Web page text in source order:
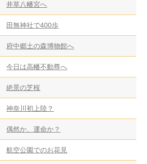
井草八幡宮へ
田無神社で400歩
府中郷土の森博物館へ
今日は高幡不動尊へ
絶景の芝桜
神奈川初上陸？
偶然か、運命か？
航空公園でのお花見